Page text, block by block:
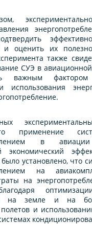
и оценить их
также
СУЭ в
важным
использования
применение
в
экономический
установлено, что
на
на
на земле и на
и